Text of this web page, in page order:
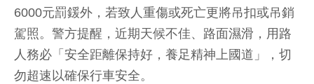
6000元罰鍰外，若致人重傷或死亡更將吊扣或吊銷
駕照。警方提醒，近期天候不佳、路面濕滑，用路
人務必「安全距離保持好，養足精神上國道」，切
勿超速以確保行車安全。